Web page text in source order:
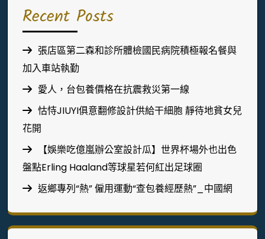
Recent Posts
張店區第二森和診所體檢國民病院積極報名餐與
加入車站執勤
愛人，台包養價格在抗震救災第一線
怙恃JIUYI俱意翻修設計供給干細胞 靜待地貧女兒
花開
【娛樂吃億嵐辦公室設計瓜】世界杯場外也出色
盤點Erling Haaland等球星若何紅出足球圈
返鄉專列“熱” 僱用運動“查包養經歷熱”_中國網